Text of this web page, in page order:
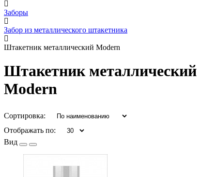
Заборы
Забор из металлического штакетника
Штакетник металлический Мodern
Штакетник металлический
Мodern
Сортировка:
Отображать по:
Вид